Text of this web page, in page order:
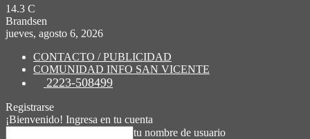
14.3 C
Brandsen
jueves, agosto 6, 2026
CONTACTO / PUBLICIDAD
COMUNIDAD INFO SAN VICENTE
2223-508499
Registrarse
¡Bienvenido! Ingresa en tu cuenta
tu nombre de usuario